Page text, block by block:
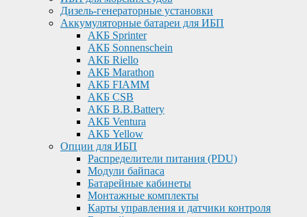
Дизель-генераторные установки
Аккумуляторные батареи для ИБП
АКБ Sprinter
АКБ Sonnenschein
АКБ Riello
АКБ Marathon
АКБ FIAMM
АКБ CSB
АКБ B.B.Battery
АКБ Ventura
АКБ Yellow
Опции для ИБП
Распределители питания (PDU)
Модули байпаса
Батарейные кабинеты
Монтажные комплекты
Карты управления и датчики контроля